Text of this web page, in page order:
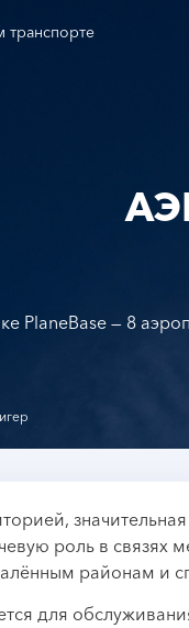
транспорте
PlaneBase — 8
роль в
районам и
для